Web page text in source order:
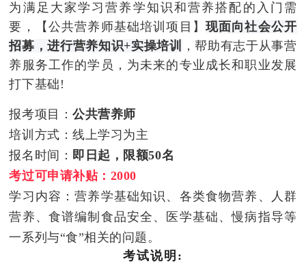
为满足大家学习营养学知识和营养搭配的入门需
要，【公共营养师基础培训项目】 现面向社会公开
招募，进行营养知识+实操培训
，帮助有志于从事营
养服务工作的学员，为未来的专业成长和职业发展
打下基础!
报考项目：公共营养师
培训方式：线上学习为主
报名时间： 即日起，限额50名
考过可申请补贴： 2000
学习内容：营养学基础知识、各类食物营养、人群
营养、食谱编制食品安全、医学基础、慢病指导等
一系列与“食”相关的问题。
考试说明: